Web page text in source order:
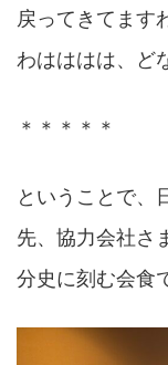
戻ってきてます
わはははは、ど
＊＊＊＊＊
ということで、
先、協力会社さ
分史に刻む会食